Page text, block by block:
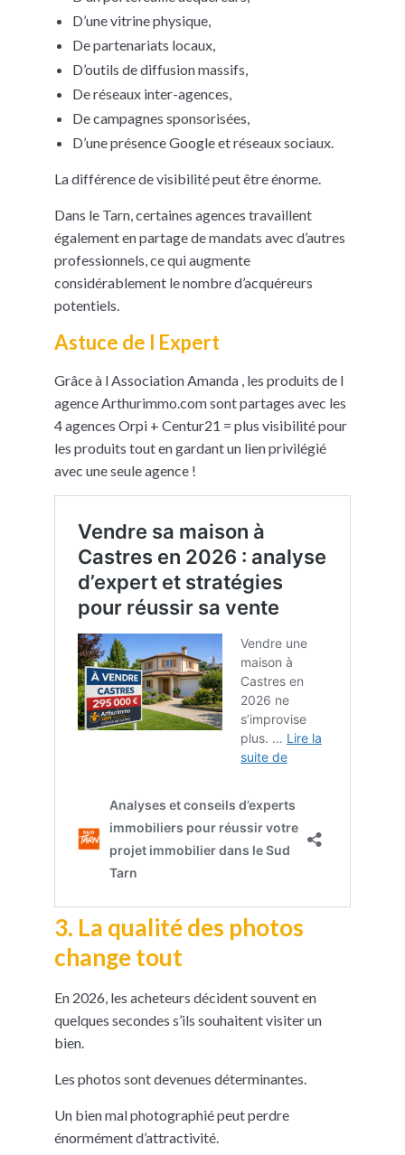
D’une vitrine physique,
De partenariats locaux,
D’outils de diffusion massifs,
De réseaux inter-agences,
De campagnes sponsorisées,
D’une présence Google et réseaux sociaux.
La différence de visibilité peut être énorme.
Dans le Tarn, certaines agences travaillent
également en partage de mandats avec d’autres
professionnels, ce qui augmente
considérablement le nombre d’acquéreurs
potentiels.
Astuce de l Expert
Grâce à l Association Amanda , les produits de l
agence Arthurimmo.com sont partages avec les
4 agences Orpi + Centur21 = plus visibilité pour
les produits tout en gardant un lien privilégié
avec une seule agence !
3. La qualité des photos
change tout
En 2026, les acheteurs décident souvent en
quelques secondes s’ils souhaitent visiter un
bien.
Les photos sont devenues déterminantes.
Un bien mal photographié peut perdre
énormément d’attractivité.